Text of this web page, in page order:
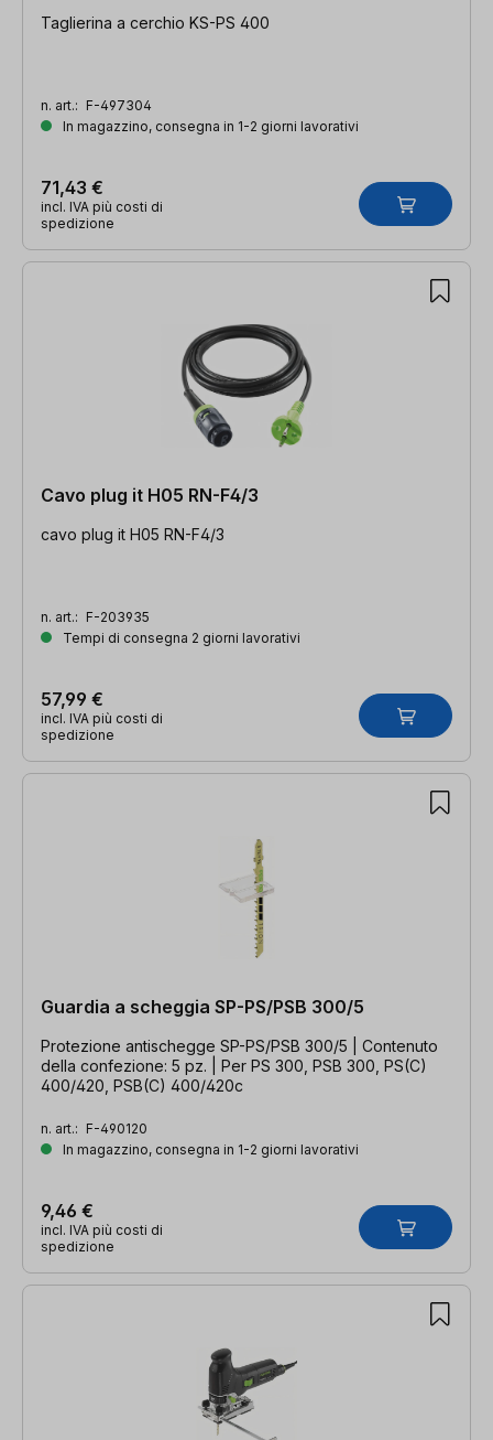
Taglierina a cerchio KS-PS 400
n. art.: F-497304
In magazzino, consegna in 1-2 giorni lavorativi
71,43 €
incl. IVA più costi di
spedizione
Cavo plug it H05 RN-F4/3
cavo plug it H05 RN-F4/3
n. art.: F-203935
Tempi di consegna 2 giorni lavorativi
57,99 €
incl. IVA più costi di
spedizione
Guardia a scheggia SP-PS/PSB 300/5
Protezione antischegge SP-PS/PSB 300/5 | Contenuto
della confezione: 5 pz. | Per PS 300, PSB 300, PS(C)
400/420, PSB(C) 400/420c
n. art.: F-490120
In magazzino, consegna in 1-2 giorni lavorativi
9,46 €
incl. IVA più costi di
spedizione